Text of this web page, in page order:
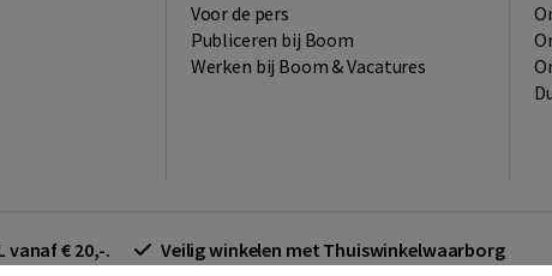
Voor de pers
Publiceren bij Boom
Werken bij Boom & Vacatures
vanaf € 20,-. Veilig winkelen met Thuiswinkelwaarborg